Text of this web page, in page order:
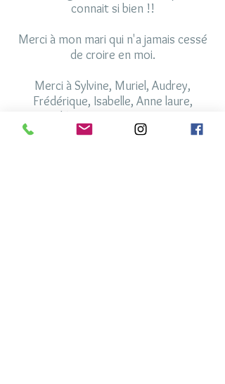
connait si bien !!
Merci à mon mari qui n'a jamais cessé
de croire en moi.
Merci à Sylvine, Muriel, Audrey,
Frédérique, Isabelle, Anne laure,
Valérie, Patricia, Martine...